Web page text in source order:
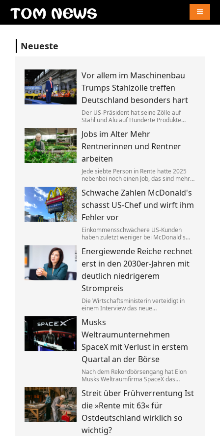
Neueste
Vor allem im Maschinenbau
Trumps Stahlzölle treffen
Deutschland besonders hart
Der US-Präsident hat seine Zölle auf
Stahl und Alu auf Hunderte Produkte
überproportional, zeigt eine neue
Auswertung. China umgeht das offenbar
mit einem Trick.
Jobs im Alter Mehr
Rentnerinnen und Rentner
arbeiten
Jede siebte Person in Rente hatte 2025
nebenbei noch einen Job, das sind mehr
Arbeitgeberverbände »fassungslos«,
dass einige Ministerpräsidenten die
»Rente mit 63« nun doch behalten wollen.
Schwache Zahlen McDonald's
schasst US-Chef und wirft ihm
Fehler vor
Einkommensschwächere US-Kunden
haben zuletzt weniger bei McDonald's
Länderchef aus – Grund für die
schlechten Zahlen seien chaotische
Angebote.
Energiewende Reiche rechnet
erst in den 2030er-Jahren mit
deutlich niedrigerem
Strompreis
Die Wirtschaftsministerin verteidigt in
einem Interview das neue
zu senken. Bis Verbraucher davon etwas
merken, soll es aber noch dauern.
Musks
Weltraumunternehmen
SpaceX mit Verlust in erstem
Quartal an der Börse
Nach dem Rekordbörsengang hat Elon
Musks Weltraumfirma SpaceX das
Millionen Dollar beendet. Zugleich hat
sich der Umsatz nahezu verdoppelt –
dank der Satellitentochter Starlink.
Streit über Frühverrentung Ist
die »Rente mit 63« für
Ostdeutschland wirklich so
wichtig?